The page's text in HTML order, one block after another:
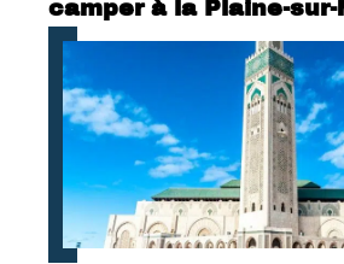
camper à la Plaine-sur-